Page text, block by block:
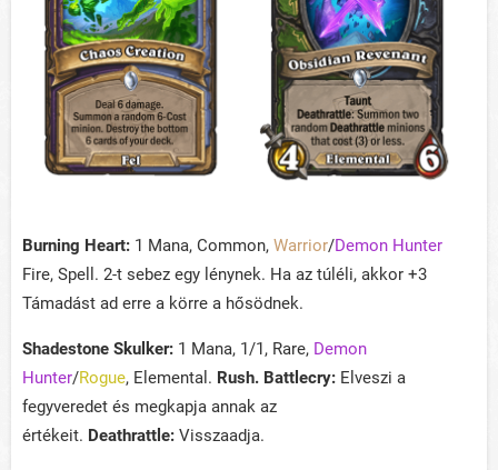
Burning Heart: 1 Mana, Common, Warrior/Demon Hunter
Fire, Spell. 2-t sebez egy lénynek. Ha az túléli, akkor +3
Támadást ad erre a körre a hősödnek.
Shadestone Skulker: 1 Mana, 1/1, Rare, Demon
Hunter/Rogue, Elemental. Rush. Battlecry: Elveszi a
fegyveredet és megkapja annak az
értékeit. Deathrattle: Visszaadja.